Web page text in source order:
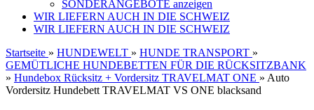
SONDERANGEBOTE anzeigen
WIR LIEFERN AUCH IN DIE SCHWEIZ
WIR LIEFERN AUCH IN DIE SCHWEIZ
Startseite » HUNDEWELT » HUNDE TRANSPORT »
GEMÜTLICHE HUNDEBETTEN FÜR DIE RÜCKSITZBANK
» Hundebox Rücksitz + Vordersitz TRAVELMAT ONE » Auto
Vordersitz Hundebett TRAVELMAT VS ONE blacksand